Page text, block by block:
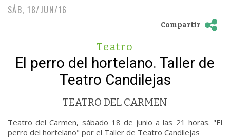
SÁB, 18/JUN/16
Compartir
Teatro
El perro del hortelano. Taller de
Teatro Candilejas
TEATRO DEL CARMEN
Teatro del Carmen, sábado 18 de junio a las 21 horas. "El
perro del hortelano" por el Taller de Teatro Candilejas